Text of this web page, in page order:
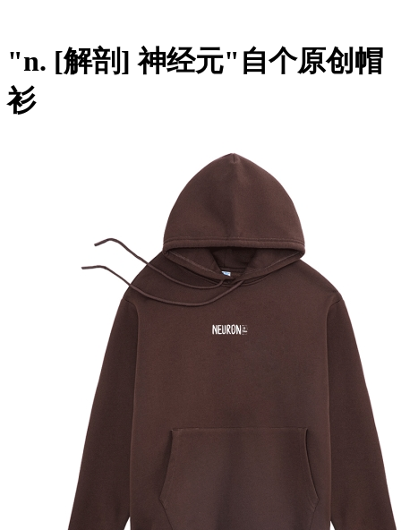
"n. [解剖] 神经元"自个原创帽
衫